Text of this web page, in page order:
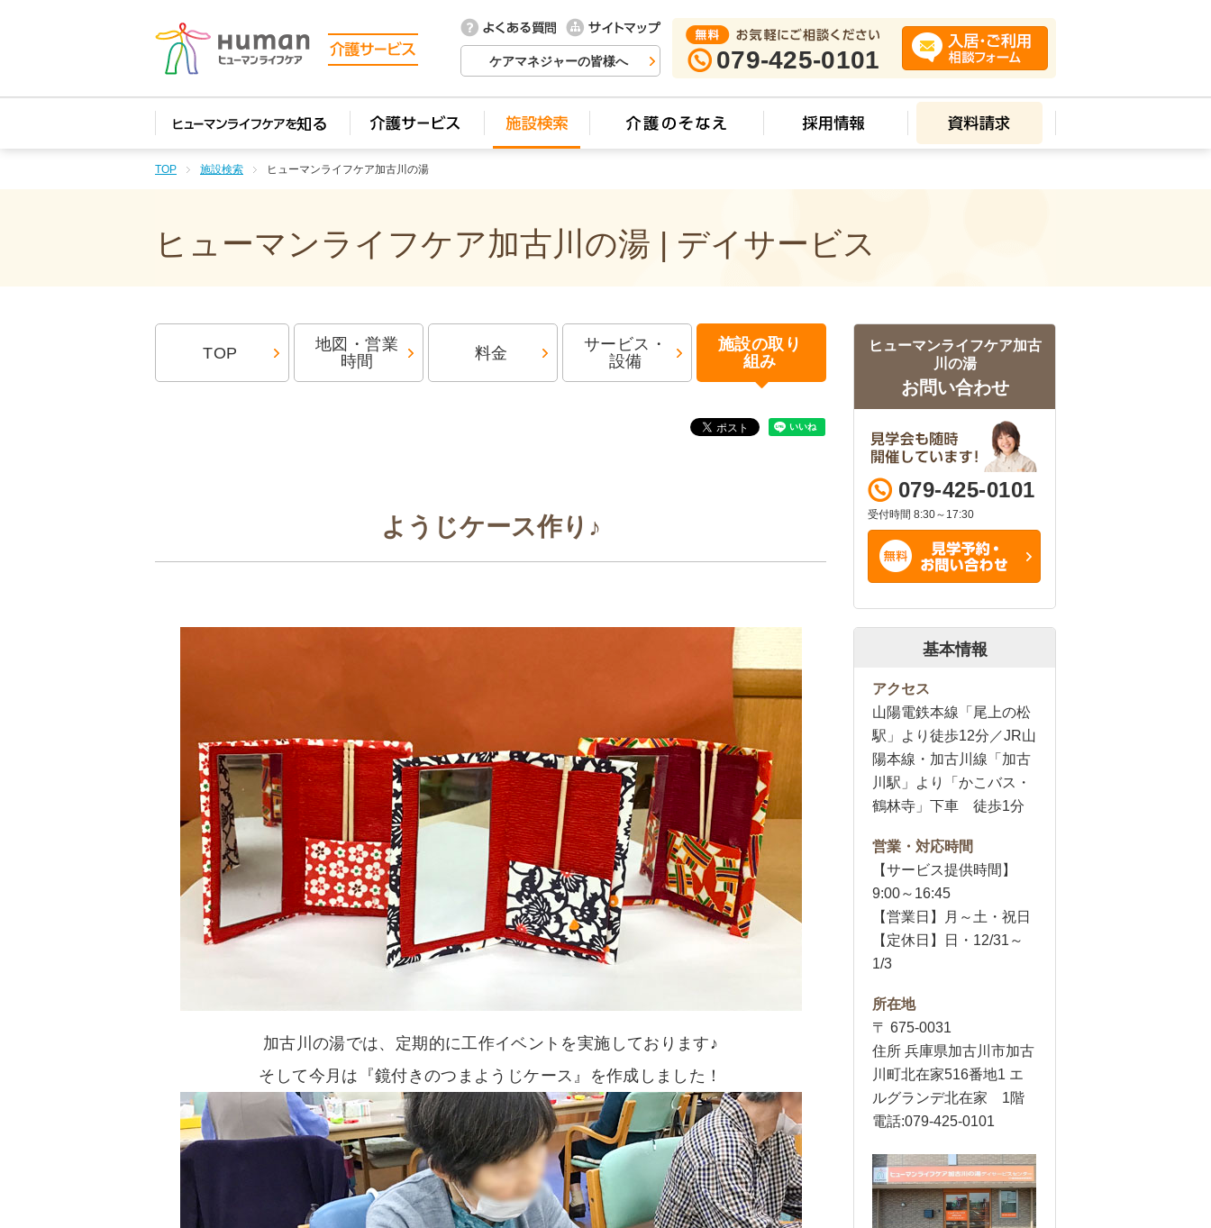
ケアマネジャーの皆様へ 079-425-0101
TOP 施設検索 ヒューマンライフケア加古川の湯
ヒューマンライフケア加古川の湯 | デイサービス
TOP
地図・営業
時間
料金
サービス・
設備
施設の取り
組み
ようじケース作り♪
加古川の湯では、定期的に工作イベントを実施しております♪
そして今月は『鏡付きのつまようじケース』を作成しました！
ヒューマンライフケア加古
川の湯
お問い合わせ
079-425-0101
受付時間 8:30～17:30
基本情報
アクセス
山陽電鉄本線「尾上の松
駅」より徒歩12分／JR山
陽本線・加古川線「加古
川駅」より「かこバス・
鶴林寺」下車 徒歩1分
営業・対応時間
【サービス提供時間】
9:00～16:45
【営業日】月～土・祝日
【定休日】日・12/31～
1/3
所在地
〒 675-0031
住所 兵庫県加古川市加古
川町北在家516番地1 エ
ルグランデ北在家 1階
電話:079-425-0101